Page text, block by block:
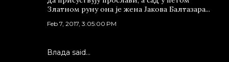
Златном руну она је жена Јакова Балтазара...
Feb 7, 2017, 3:05:00 PM
Влада said…